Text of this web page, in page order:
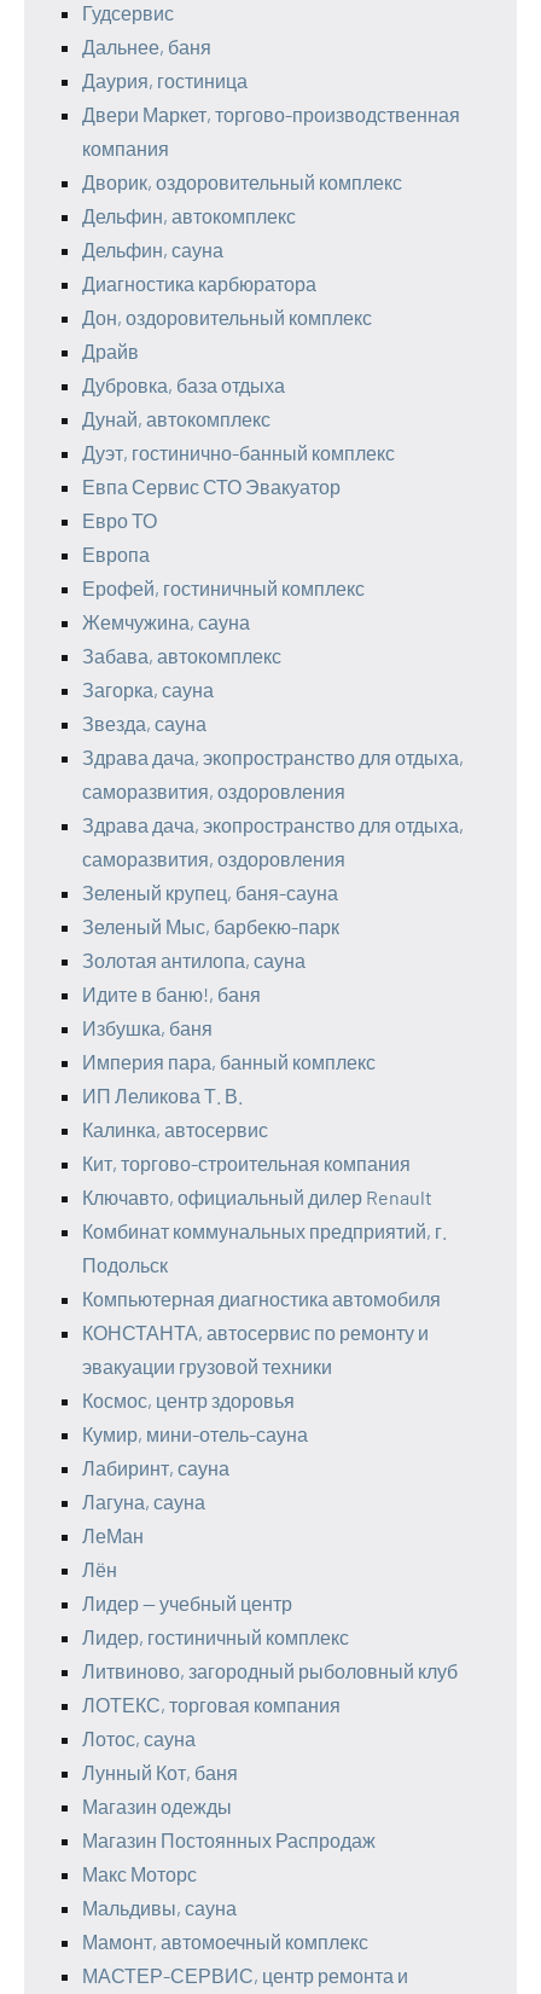
Гудсервис
Дальнее, баня
Даурия, гостиница
Двери Маркет, торгово-производственная
компания
Дворик, оздоровительный комплекс
Дельфин, автокомплекс
Дельфин, сауна
Диагностика карбюратора
Дон, оздоровительный комплекс
Драйв
Дубровка, база отдыха
Дунай, автокомплекс
Дуэт, гостинично-банный комплекс
Евпа Сервис СТО Эвакуатор
Евро ТО
Европа
Ерофей, гостиничный комплекс
Жемчужина, сауна
Забава, автокомплекс
Загорка, сауна
Звезда, сауна
Здрава дача, экопространство для отдыха,
саморазвития, оздоровления
Здрава дача, экопространство для отдыха,
саморазвития, оздоровления
Зеленый крупец, баня-сауна
Зеленый Мыс, барбекю-парк
Золотая антилопа, сауна
Идите в баню!, баня
Избушка, баня
Империя пара, банный комплекс
ИП Леликова Т. В.
Калинка, автосервис
Кит, торгово-строительная компания
Ключавто, официальный дилер Renault
Комбинат коммунальных предприятий, г.
Подольск
Компьютерная диагностика автомобиля
КОНСТАНТА, автосервис по ремонту и
эвакуации грузовой техники
Космос, центр здоровья
Кумир, мини-отель-сауна
Лабиринт, сауна
Лагуна, сауна
ЛеМан
Лён
Лидер — учебный центр
Лидер, гостиничный комплекс
Литвиново, загородный рыболовный клуб
ЛОТЕКС, торговая компания
Лотос, сауна
Лунный Кот, баня
Магазин одежды
Магазин Постоянных Распродаж
Макс Моторс
Мальдивы, сауна
Мамонт, автомоечный комплекс
МАСТЕР-СЕРВИС, центр ремонта и